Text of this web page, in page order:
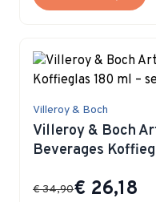
Villeroy & Boch
Villeroy & Boch
Beverages
Special Price
€ 26,18
€ 34,90